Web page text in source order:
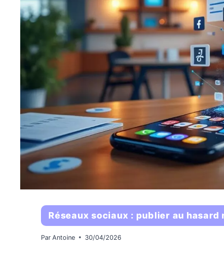
Réseaux sociaux : publier au
Par Antoine 30/04/2026